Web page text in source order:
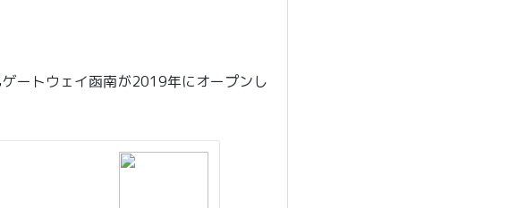
ートウェイ函南が2019年にオープンし